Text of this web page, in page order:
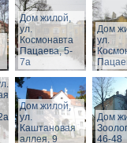
Дом жилой,
ул.
Космонавта
Пацаева, 5-
7а
Дом
ул.
Дом жилой,
ул.
Каштановая
аллея, 9
Дом
46-48